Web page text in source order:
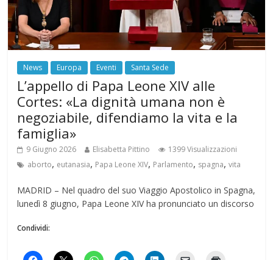
News Europa Eventi Santa Sede
L’appello di Papa Leone XIV alle
Cortes: «La dignità umana non è
negoziabile, difendiamo la vita e la
famiglia»
9 Giugno 2026 Elisabetta Pittino
1399 Visualizzazioni
aborto, eutanasia, Papa Leone XIV, Parlamento, spagna,vita
MADRID – Nel quadro del suo Viaggio Apostolico in Spagna,
lunedì 8 giugno, Papa Leone XIV ha pronunciato un discorso
Condividi: